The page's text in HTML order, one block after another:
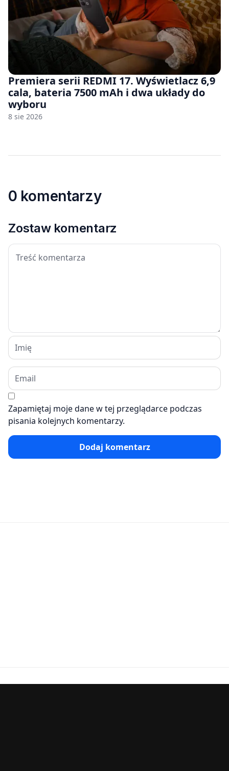
Premiera serii REDMI 17. Wyświetlacz 6,9
cala, bateria 7500 mAh i dwa układy do
wyboru
8 sie 2026
0 komentarzy
Zostaw komentarz
Zapamiętaj moje dane w tej przeglądarce podczas
pisania kolejnych komentarzy.
Dodaj komentarz